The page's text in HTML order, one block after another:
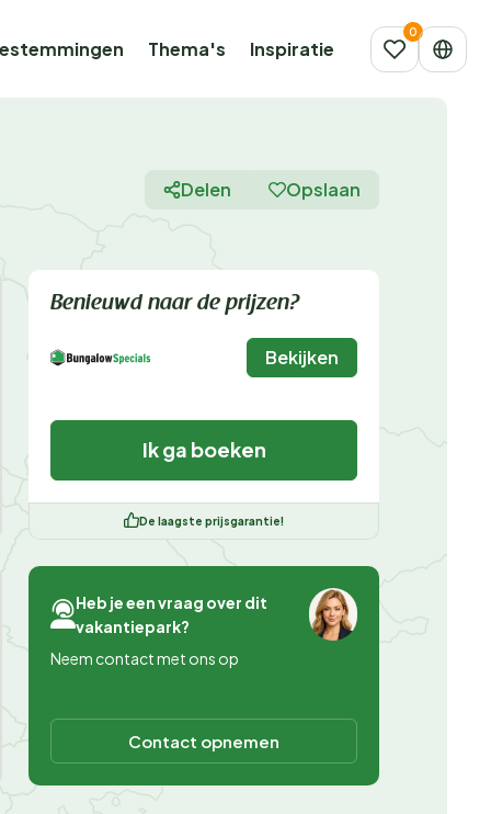
Thema's Inspiratie
Delen Opslaan
Benieuwd naar de prijzen?
Bekijken
Ik ga boeken
De laagste prijsgarantie!
Heb je een vraag over dit
vakantiepark?
Neem contact met ons op
Contact opnemen